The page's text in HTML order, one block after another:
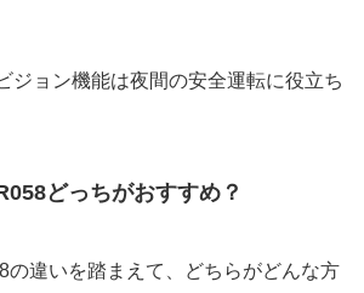
ジョン機能は夜間の安全運転に役立ち
どっちがおすすめ？
の違いを踏まえて、どちらがどんな方